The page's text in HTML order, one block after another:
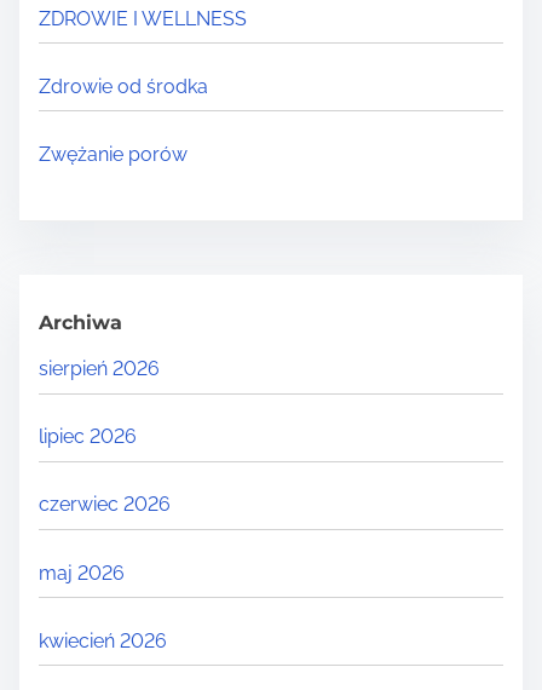
ZDROWIE I WELLNESS
Zdrowie od środka
Zwężanie porów
Archiwa
sierpień 2026
lipiec 2026
czerwiec 2026
maj 2026
kwiecień 2026